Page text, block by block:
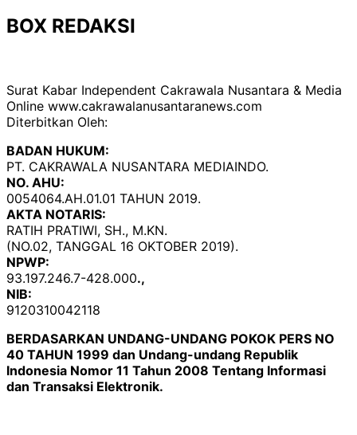
BOX REDAKSI
Surat Kabar Independent Cakrawala Nusantara & Media
Online www.cakrawalanusantaranews.com
Diterbitkan Oleh:
BADAN HUKUM:
PT. CAKRAWALA NUSANTARA MEDIAINDO.
NO. AHU:
0054064.AH.01.01 TAHUN 2019.
AKTA NOTARIS:
RATIH PRATIWI, SH., M.KN.
(NO.02, TANGGAL 16 OKTOBER 2019).
NPWP:
93.197.246.7-428.000.,
NIB:
9120310042118
BERDASARKAN UNDANG-UNDANG POKOK PERS NO
40 TAHUN 1999 dan Undang-undang Republik
Indonesia Nomor 11 Tahun 2008 Tentang Informasi
dan Transaksi Elektronik.